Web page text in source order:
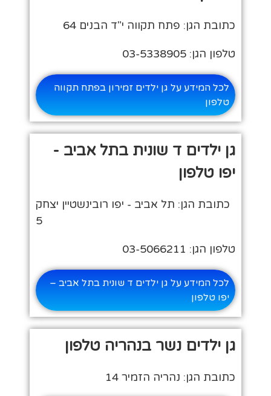
כתובת הגן: פתח תקווה י"ד הבנים 64
טלפון הגן: 03-5338905
לכל המידע על גן ילדים זמירון בפתח תקווה
טלפון
גן ילדים ד שונית בתל אביב -
יפו טלפון
כתובת הגן: תל אביב - יפו רובינשטיין יצחק
5
טלפון הגן: 03-5066211
לכל המידע על גן ילדים ד שונית בתל אביב –
יפו טלפון
גן ילדים נשר בנהריה טלפון
כתובת הגן: נהריה הזמיר 14